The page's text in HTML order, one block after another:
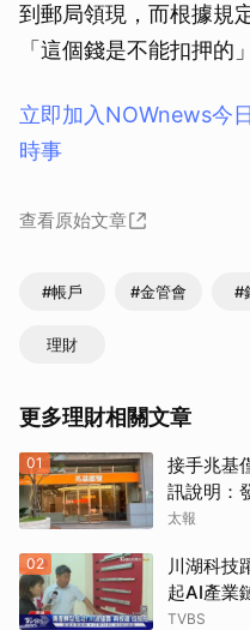
到郵局領現，而根據規
「這個錢是不能扣押的」
立即加入NOWnews今
時事
查看原始文章
#帳戶 #金管會 #
理財
更多理財相關文章
01
接手兆基
訊說明：
太報
02
川湖科技
起AI產業
TVBS